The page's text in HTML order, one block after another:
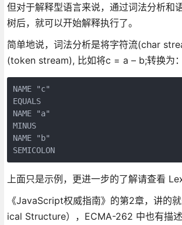
但对于解释型语言来说，通过词法分析和
树后，就可以开始解释执行了。
简单地说，词法分析是将字符流(char
(token stream), 比如将c = a – b;转换为：
NAME "c"
EQUALS
NAME "a"
MINUS
NAME "b"
SEMICOLON
上面只是示例，更进一步的了解请查看
《JavaScript权威指南》的第2章，讲的
ical Structure），ECMA-262 中也有描